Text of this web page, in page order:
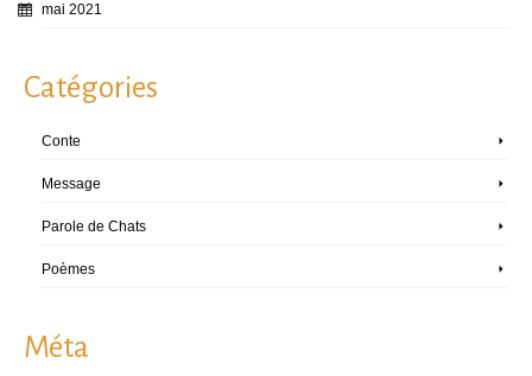
mai 2021
Catégories
Conte
Message
Parole de Chats
Poèmes
Méta